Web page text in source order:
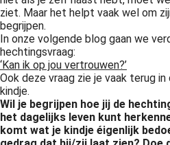
ziet. Maar het helpt vaak wel om
begrijpen.
In onze volgende blog gaan we
hechtingsvraag:
‘Kan ik op jou vertrouwen?’
Ook deze vraag zie je vaak terug
kindje.
Wil je begrijpen hoe jij de
het dagelijks leven kunt
komt wat je kindje éigenlijk